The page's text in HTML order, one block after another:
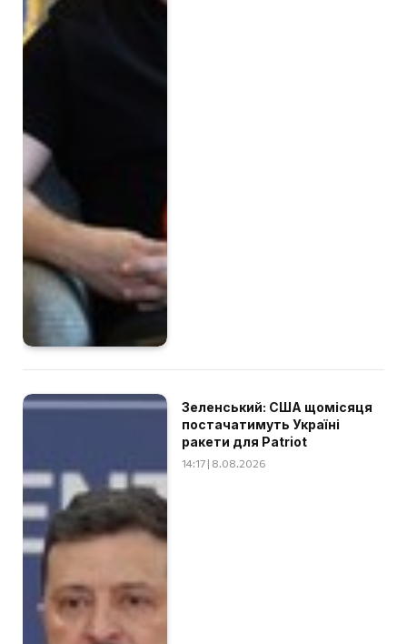
Зеленський: США щомісяця
постачатимуть Україні
ракети для Patriot
14:17 | 8.08.2026